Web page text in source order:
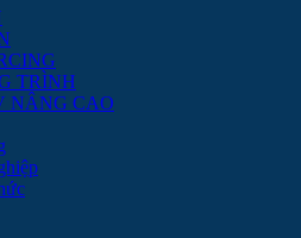
TRÌNH
NÂNG CAO